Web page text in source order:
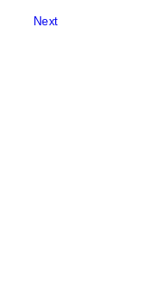
Next